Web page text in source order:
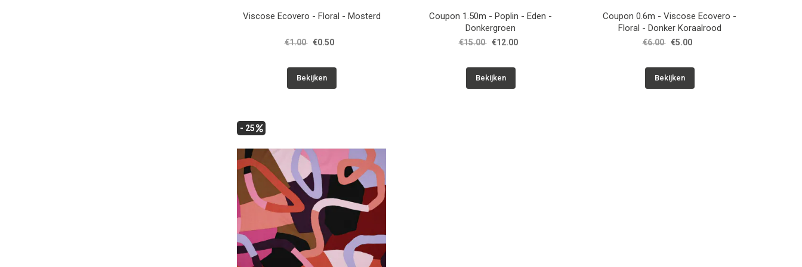
Viscose Ecovero - Floral - Mosterd
€1.00 €0.50
Bekijken
Coupon 1.50m - Poplin - Eden -
Donkergroen
€15.00 €12.00
Bekijken
Coupon 0.6m - Viscose Ecovero -
Floral - Donker Koraalrood
€6.00 €5.00
Bekijken
- 25